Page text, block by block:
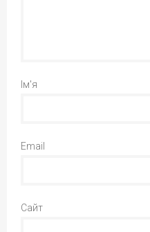
Ім'я
Email
Сайт